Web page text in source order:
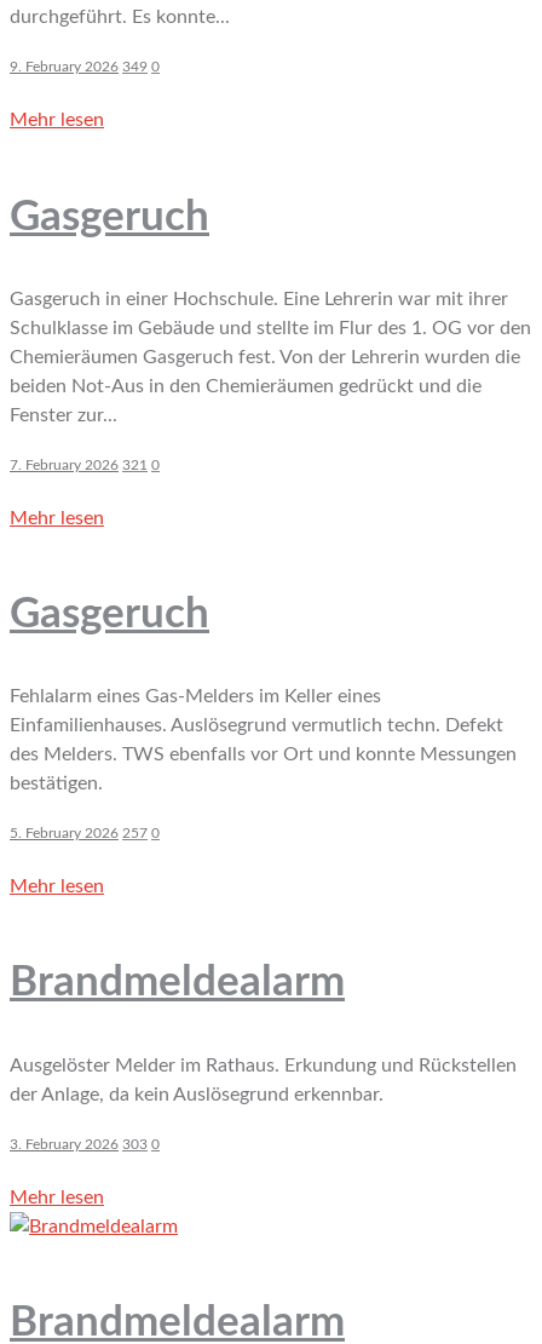
durchgeführt. Es konnte...
9. February 2026 349 0
Mehr lesen
Gasgeruch
Gasgeruch in einer Hochschule. Eine Lehrerin war mit ihrer
Schulklasse im Gebäude und stellte im Flur des 1. OG vor den
Chemieräumen Gasgeruch fest. Von der Lehrerin wurden die
beiden Not-Aus in den Chemieräumen gedrückt und die
Fenster zur...
7. February 2026 321 0
Mehr lesen
Gasgeruch
Fehlalarm eines Gas-Melders im Keller eines
Einfamilienhauses. Auslösegrund vermutlich techn. Defekt
des Melders. TWS ebenfalls vor Ort und konnte Messungen
bestätigen.
5. February 2026 257 0
Mehr lesen
Brandmeldealarm
Ausgelöster Melder im Rathaus. Erkundung und Rückstellen
der Anlage, da kein Auslösegrund erkennbar.
3. February 2026 303 0
Mehr lesen
Brandmeldealarm